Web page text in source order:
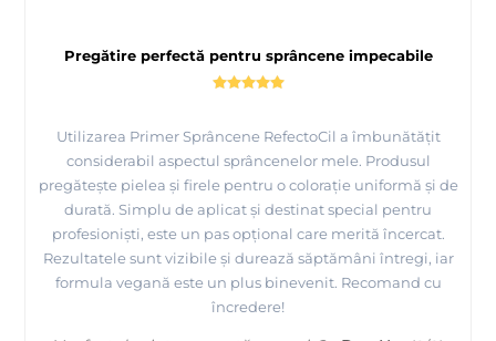
Pregătire perfectă pentru sprâncene impecabile
Utilizarea Primer Sprâncene RefectoCil a îmbunătățit
considerabil aspectul sprâncenelor mele. Produsul
pregătește pielea și firele pentru o colorație uniformă și de
durată. Simplu de aplicat și destinat special pentru
profesioniști, este un pas opțional care merită încercat.
Rezultatele sunt vizibile și durează săptămâni întregi, iar
formula vegană este un plus binevenit. Recomand cu
încredere!